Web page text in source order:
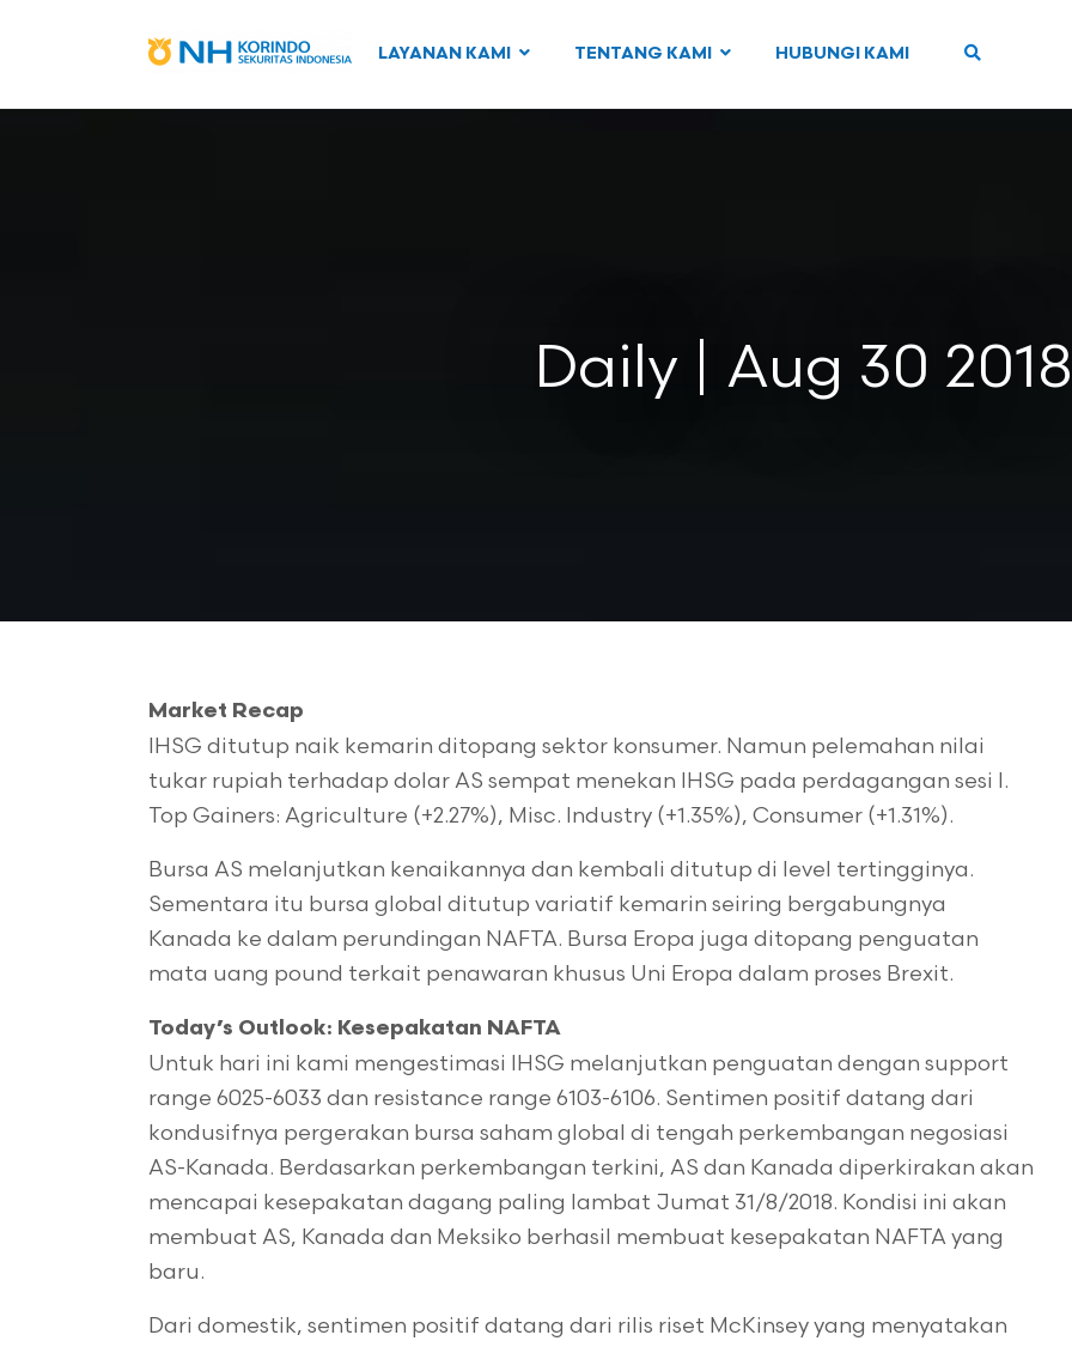
LAYANAN KAMI TENTANG KAMI HUBUNGI KAMI
Daily | Aug 30 2018
Market Recap
IHSG ditutup naik kemarin ditopang sektor konsumer. Namun pelemahan nilai
tukar rupiah terhadap dolar AS sempat menekan IHSG pada perdagangan sesi I.
Top Gainers: Agriculture (+2.27%), Misc. Industry (+1.35%), Consumer (+1.31%).
Bursa AS melanjutkan kenaikannya dan kembali ditutup di level tertingginya.
Sementara itu bursa global ditutup variatif kemarin seiring bergabungnya
Kanada ke dalam perundingan NAFTA. Bursa Eropa juga ditopang penguatan
mata uang pound terkait penawaran khusus Uni Eropa dalam proses Brexit.
Today’s Outlook: Kesepakatan NAFTA
Untuk hari ini kami mengestimasi IHSG melanjutkan penguatan dengan support
range 6025-6033 dan resistance range 6103-6106. Sentimen positif datang dari
kondusifnya pergerakan bursa saham global di tengah perkembangan negosiasi
AS-Kanada. Berdasarkan perkembangan terkini, AS dan Kanada diperkirakan akan
mencapai kesepakatan dagang paling lambat Jumat 31/8/2018. Kondisi ini akan
membuat AS, Kanada dan Meksiko berhasil membuat kesepakatan NAFTA yang
baru.
Dari domestik, sentimen positif datang dari rilis riset McKinsey yang menyatakan